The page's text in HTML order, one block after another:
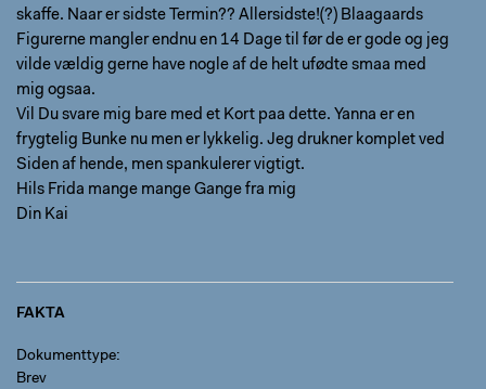
skaffe. Naar er sidste Termin?? Allersidste!(?) Blaagaards
Figurerne mangler endnu en 14 Dage til før de er gode og jeg
vilde vældig gerne have nogle af de helt ufødte smaa med
mig ogsaa.
Vil Du svare mig bare med et Kort paa dette. Yanna er en
frygtelig Bunke nu men er lykkelig. Jeg drukner komplet ved
Siden af hende, men spankulerer vigtigt.
Hils Frida mange mange Gange fra mig
Din Kai
FAKTA
Dokumenttype
Brev